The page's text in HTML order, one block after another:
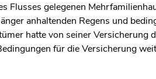
Flusses gelegenen
anhaltenden Regens und
hatte von seiner Versicherung
für die Versicherung